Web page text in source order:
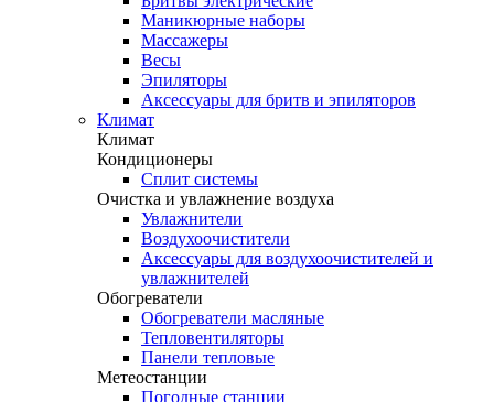
Маникюрные наборы
Массажеры
Весы
Эпиляторы
Аксессуары для бритв и эпиляторов
Климат
Климат
Кондиционеры
Сплит системы
Очистка и увлажнение воздуха
Увлажнители
Воздухоочистители
Аксессуары для воздухоочистителей и
увлажнителей
Обогреватели
Обогреватели масляные
Тепловентиляторы
Панели тепловые
Метеостанции
Погодные станции